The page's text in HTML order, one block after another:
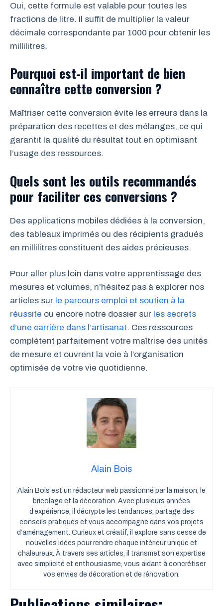
Oui, cette formule est valable pour toutes les
fractions de litre. Il suffit de multiplier la valeur
décimale correspondante par 1000 pour obtenir les
millilitres.
Pourquoi est-il important de bien
connaître cette conversion ?
Maîtriser cette conversion évite les erreurs dans la
préparation des recettes et des mélanges, ce qui
garantit la qualité du résultat tout en optimisant
l’usage des ressources.
Quels sont les outils recommandés
pour faciliter ces conversions ?
Des applications mobiles dédiées à la conversion,
des tableaux imprimés ou des récipients gradués
en millilitres constituent des aides précieuses.
Pour aller plus loin dans votre apprentissage des
mesures et volumes, n’hésitez pas à explorer nos
articles sur le parcours emploi et soutien à la
réussite ou encore notre dossier sur les secrets
d’une carrière dans l’artisanat. Ces ressources
complètent parfaitement votre maîtrise des unités
de mesure et ouvrent la voie à l’organisation
optimisée de votre vie quotidienne.
Alain Bois
Alain Bois est un rédacteur web passionné par la maison, le
bricolage et la décoration. Avec plusieurs années
d’expérience, il décrypte les tendances, partage des
conseils pratiques et vous accompagne dans vos projets
d’aménagement. Curieux et créatif, il explore sans cesse de
nouvelles idées pour rendre chaque intérieur unique et
chaleureux. À travers ses articles, il transmet son expertise
avec simplicité et enthousiasme, vous aidant à concrétiser
vos envies de décoration et de rénovation.